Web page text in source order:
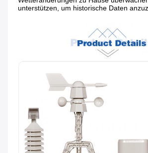
unterstützen, um historische Daten